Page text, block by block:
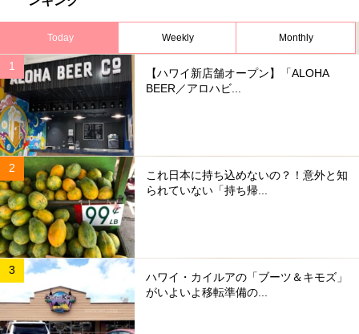
Today Weekly Monthly
【ハワイ新店舗オープン】「ALOHA
BEER／アロハビ...
これ日本に持ち込めないの？！意外と知
られていない「持ち帰...
ハワイ・カイルアの「ブーツ＆キモズ」
がいよいよ移転準備の...